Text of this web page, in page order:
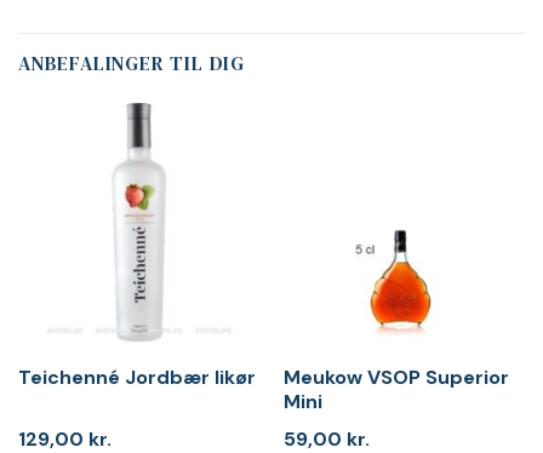
ANBEFALINGER TIL DIG
Teichenné Jordbær likør
129,00 kr.
Meukow VSOP Superior
Mini
59,00 kr.